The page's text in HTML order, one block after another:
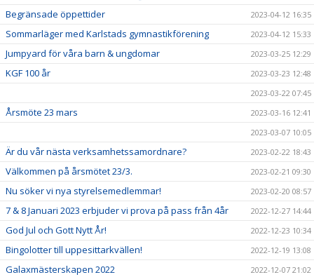
Begränsade öppettider 2023-04-12 16:35
Sommarläger med Karlstads gymnastikförening 2023-04-12 15:33
Jumpyard för våra barn & ungdomar 2023-03-25 12:29
KGF 100 år
2023-03-23 12:48
2023-03-22 07:45
Årsmöte 23 mars
2023-03-16 12:41
2023-03-07 10:05
Är du vår nästa verksamhetssamordnare? 2023-02-22 18:43
Välkommen på årsmötet 23/3. 2023-02-21 09:30
Nu söker vi nya styrelsemedlemmar! 2023-02-20 08:57
7 & 8 Januari 2023 erbjuder vi prova på pass från 4år 2022-12-27 14:44
God Jul och Gott Nytt År! 2022-12-23 10:34
Bingolotter till uppesittarkvällen! 2022-12-19 13:08
Galaxmästerskapen 2022 2022-12-07 21:02